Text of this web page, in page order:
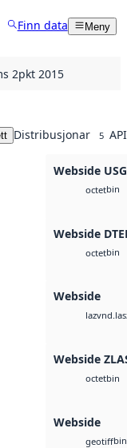
Finn data Meny
2pkt 2015
Distribusjonar 5
Webside
octetbin
Webside
octetbin
Webside
laz
Webside
octetbin
Webside
geotiffbin